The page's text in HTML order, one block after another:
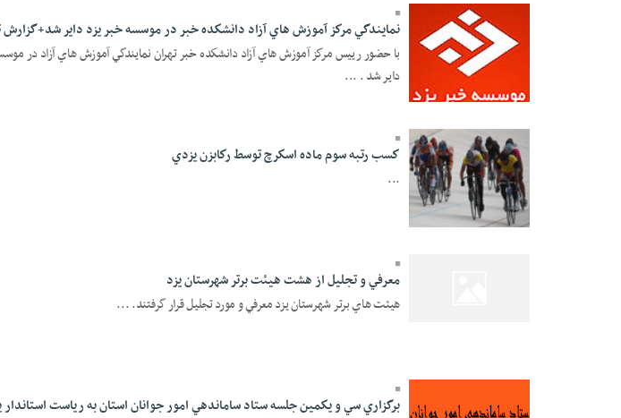
05 Mordad 1391 -
نمايندگي مركز آموزش هاي آزاد دانشكده خبر در موسسه خبر يزد داير
با حضور رييس مركز آموزش هاي آزاد دانشكده خبر تهران نمايندگي آموزش هاي آزاد در
داير شد . ...
05 Mordad 1391 -
كسب رتبه سوم ماده اسكرچ توسط ركابزن يزدي
...
معرفي و تجليل از هشت هيئت برتر شهرستان يزد
هيئت هاي برتر شهرستان يزد معرفي و مورد تجليل قرار گرفتند. ...
برگزاري سي و يكمين جلسه ستاد ساماندهي امور جوانان استان به رياست استاندار